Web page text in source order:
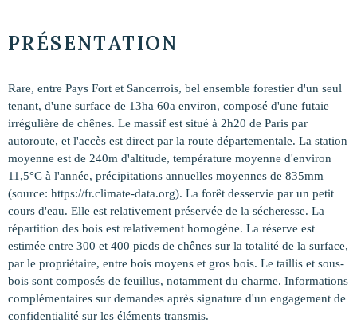
PRÉSENTATION
Rare, entre Pays Fort et Sancerrois, bel ensemble forestier d'un seul
tenant, d'une surface de 13ha 60a environ, composé d'une futaie
irrégulière de chênes. Le massif est situé à 2h20 de Paris par
autoroute, et l'accès est direct par la route départementale. La station
moyenne est de 240m d'altitude, température moyenne d'environ
11,5°C à l'année, précipitations annuelles moyennes de 835mm
(source: https://fr.climate-data.org). La forêt desservie par un petit
cours d'eau. Elle est relativement préservée de la sécheresse. La
répartition des bois est relativement homogène. La réserve est
estimée entre 300 et 400 pieds de chênes sur la totalité de la surface,
par le propriétaire, entre bois moyens et gros bois. Le taillis et sous-
bois sont composés de feuillus, notamment du charme. Informations
complémentaires sur demandes après signature d'un engagement de
confidentialité sur les éléments transmis.